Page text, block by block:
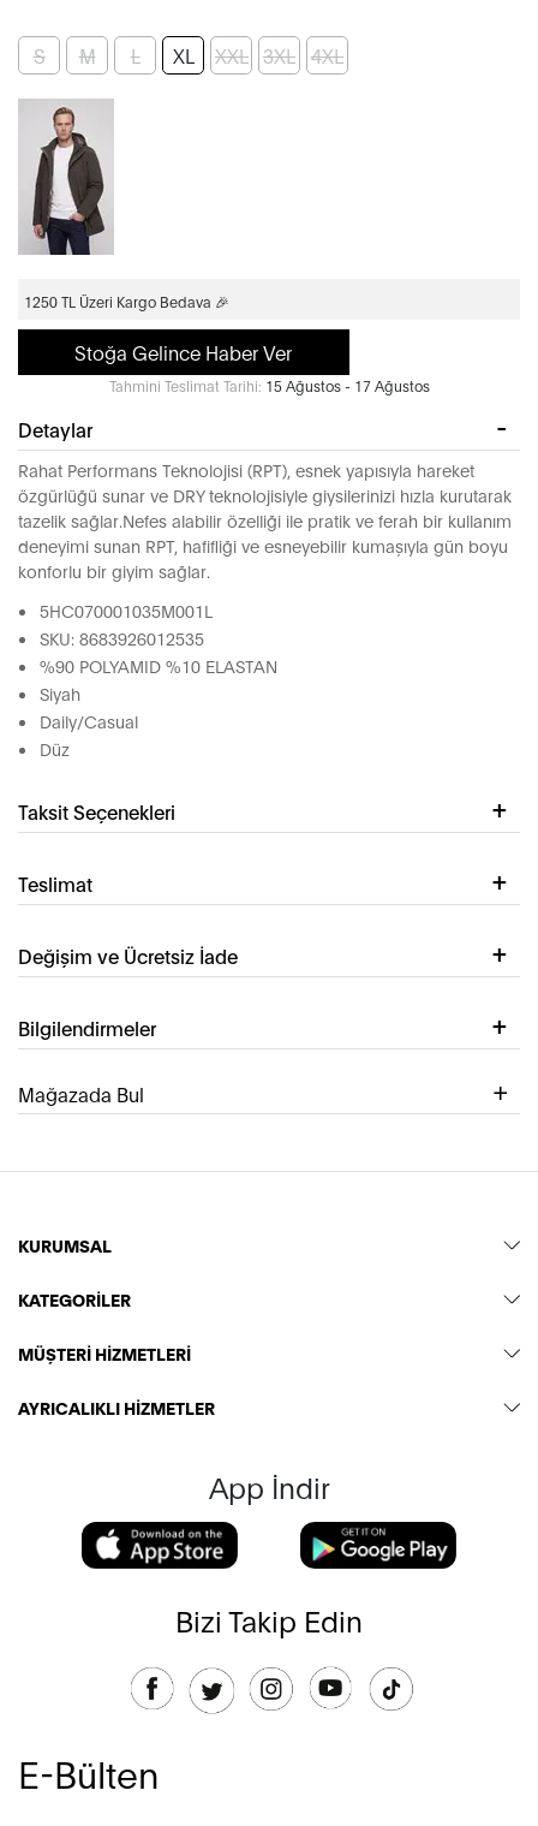
S M L XL XXL 3XL 4XL
1250 TL Üzeri Kargo Bedava 🎉
Stoğa Gelince Haber Ver
Tahmini Teslimat Tarihi: 15 Ağustos - 17 Ağustos
Detaylar
Rahat Performans Teknolojisi (RPT), esnek yapısıyla hareket
özgürlüğü sunar ve DRY teknolojisiyle giysilerinizi hızla kurutarak
tazelik sağlar.Nefes alabilir özelliği ile pratik ve ferah bir kullanım
deneyimi sunan RPT, hafifliği ve esneyebilir kumaşıyla gün boyu
konforlu bir giyim sağlar.
5HC070001035M001L
SKU: 8683926012535
%90 POLYAMID %10 ELASTAN
Siyah
Daily/Casual
Düz
Taksit Seçenekleri
Teslimat
Değişim ve Ücretsiz İade
Bilgilendirmeler
Mağazada Bul
KURUMSAL
KATEGORİLER
MÜŞTERİ HİZMETLERİ
AYRICALIKLI HİZMETLER
App İndir
Bizi Takip Edin
E-Bülten